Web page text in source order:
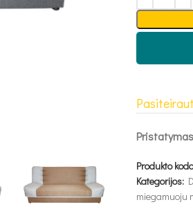
Produkto
Kategorijos:
miegamuoju